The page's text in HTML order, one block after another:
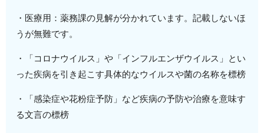
・医療用：薬務課の見解が分かれています。記載しないほ
うが無難です。
・「コロナウイルス」や「インフルエンザウイルス」とい
った疾病を引き起こす具体的なウイルスや菌の名称を標榜
・「感染症や花粉症予防」など疾病の予防や治療を意味す
る文言の標榜